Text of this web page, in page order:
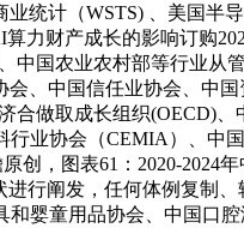
统计（WSTS) 、美国半
力财产成长的影响订购
中国农业农村部等行业从
、中国信任业协会、中
做取成长组织(OECD)
业协会（CEMIA）、中
创，图表61：2020-2024
行阐发，任何体例复制
婴童用品协会、中国口